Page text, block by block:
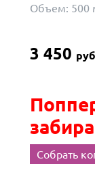
Объем: 500
3 450
Собрать